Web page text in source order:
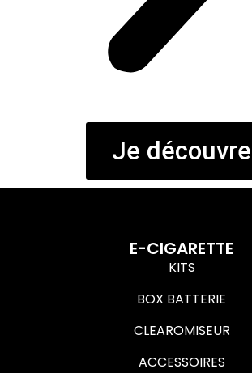
Je découvre
E-CIGARETTE
KITS
BOX BATTERIE
CLEAROMISEUR
ACCESSOIRES